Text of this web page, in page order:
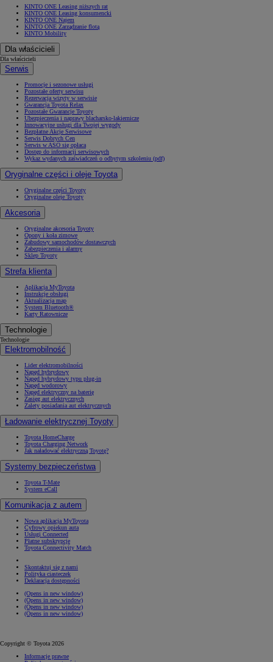
KINTO ONE Leasing niższych rat
KINTO ONE Leasing konsumencki
KINTO ONE Najem
KINTO ONE Zarządzanie flotą
KINTO Mobility
Dla właścicieli
Dla właścicieli
Serwis
Promocje i sezonowe usługi
Pozostałe oferty serwisu
Rezerwacja wizyty w serwisie
Gwarancja Toyota Relax
Pozostałe Gwarancje Toyoty
Ubezpieczenia i naprawy blacharsko-lakiernicze
Innowacyjne usługi dla Twojej wygody
Bezpłatne Akcje Serwisowe
Serwis Dobrych Cen
Serwis w ASO się opłaca
Dostęp do informacji serwisowych
Wykaz wydanych zaświadczeń o odbytym szkoleniu (pdf)
Oryginalne części i oleje Toyota
Oryginalne części Toyoty
Oryginalne oleje Toyoty
Akcesoria
Oryginalne akcesoria Toyoty
Opony i koła zimowe
Zabudowy samochodów dostawczych
Zabezpieczenia i alarmy
Sklep Toyoty
Strefa klienta
Aplikacja MyToyota
Instrukcje obsługi
Aktualizacja map
System Bluetooth®
Karty Ratownicze
Technologie
Technologie
Elektromobilność
Lider elektromobilności
Napęd hybrydowy
Napęd hybrydowy typu plug-in
Napęd wodorowy
Napęd elektryczny na baterię
Zasięg aut elektrycznych
Zalety posiadania aut elektrycznych
Ładowanie elektrycznej Toyoty
Toyota HomeCharge
Toyota Charging Network
Jak naładować elektryczną Toyotę?
Systemy bezpieczeństwa
Toyota T-Mate
System eCall
Komunikacja z autem
Nowa aplikacja MyToyota
Cyfrowy opiekun auta
Usługi Connected
Płatne subskrypcje
Toyota Connectivity Match
Skontaktuj się z nami
Polityka ciasteczek
Deklaracja dostępności
(Opens in new window)
(Opens in new window)
(Opens in new window)
(Opens in new window)
Copyright © Toyota 2026
Informacje prawne